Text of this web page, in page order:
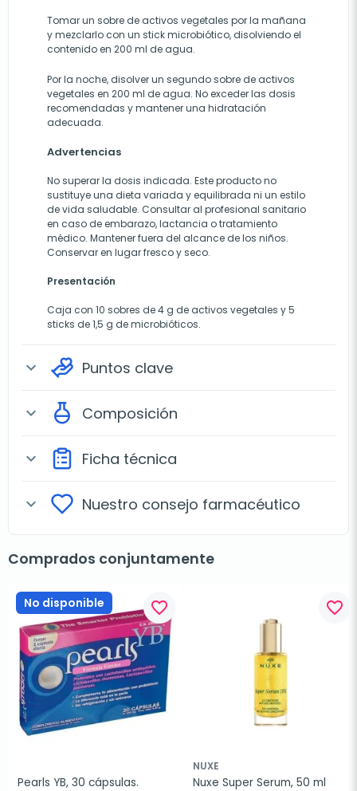
Tomar un sobre de activos vegetales por la mañana
y mezclarlo con un stick microbiótico, disolviendo el
contenido en 200 ml de agua.
Por la noche, disolver un segundo sobre de activos
vegetales en 200 ml de agua. No exceder las dosis
recomendadas y mantener una hidratación
adecuada.
Advertencias
No superar la dosis indicada. Este producto no
sustituye una dieta variada y equilibrada ni un estilo
de vida saludable. Consultar al profesional sanitario
en caso de embarazo, lactancia o tratamiento
médico. Mantener fuera del alcance de los niños.
Conservar en lugar fresco y seco.
Presentación
Caja con 10 sobres de 4 g de activos vegetales y 5
sticks de 1,5 g de microbióticos.
expand_more Puntos clave
expand_more Composición
expand_more Ficha técnica
expand_more Nuestro consejo farmacéutico
Comprados conjuntamente
No disponible favorite_border
Pearls YB, 30 cápsulas.
favorite_border
NUXE
Nuxe Super Serum, 50 ml